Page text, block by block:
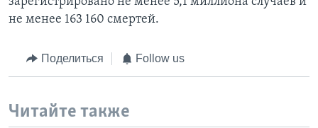
не менее 163 160 смертей.
Поделиться Follow us
Читайте также